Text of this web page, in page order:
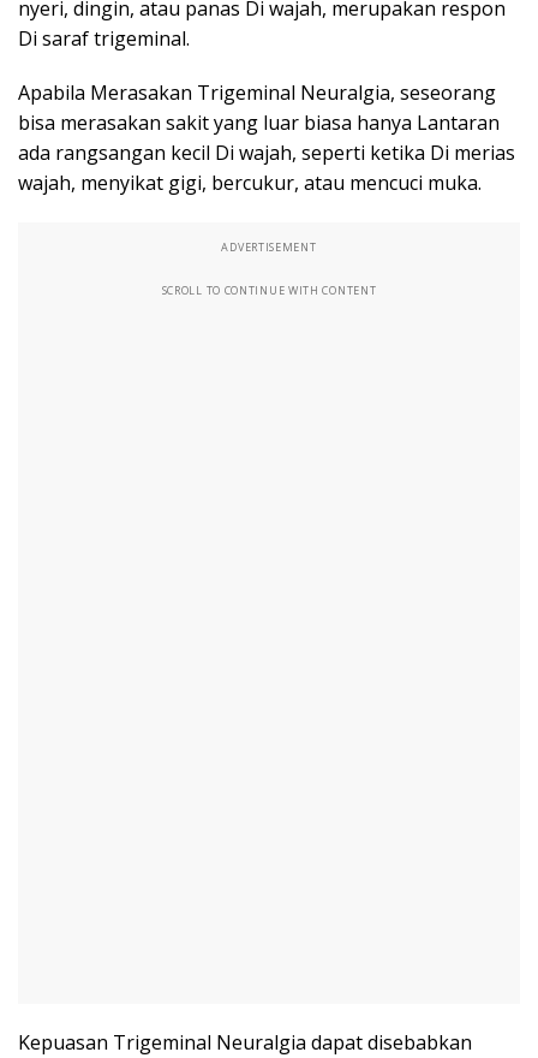
nyeri, dingin, atau panas Di wajah, merupakan respon
Di saraf trigeminal.
Apabila Merasakan Trigeminal Neuralgia, seseorang
bisa merasakan sakit yang luar biasa hanya Lantaran
ada rangsangan kecil Di wajah, seperti ketika Di merias
wajah, menyikat gigi, bercukur, atau mencuci muka.
ADVERTISEMENT
SCROLL TO CONTINUE WITH CONTENT
Kepuasan Trigeminal Neuralgia dapat disebabkan